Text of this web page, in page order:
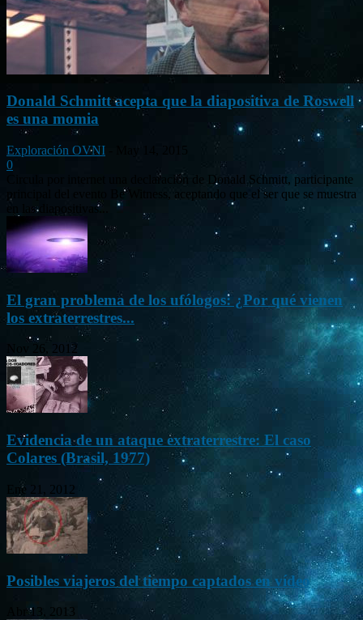
Donald Schmitt acepta que la diapositiva de Roswell
es una momia
Exploración OVNI
0
Circula por internet una declaración de Donald Schmitt, participante
principal del evento Be Witness, aceptando que el ser que se muestra
en las diapositivas...
El gran problema de los ufólogos: ¿Por qué vienen
los extraterrestres...
Nov 26, 2012
Evidencia de un ataque extraterrestre: El caso
Colares (Brasil, 1977)
Ene 21, 2012
Posibles viajeros del tiempo captados en vídeo
Abr 13, 2013